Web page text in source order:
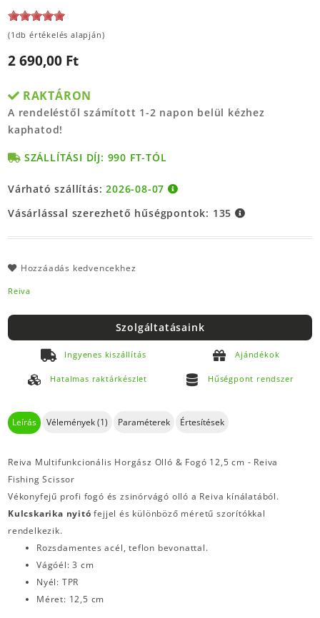
(1db értékelés alapján)
2 690,00 Ft
RAKTÁRON
A rendeléstől számított 1-2 napon belül kézhez
kaphatod!
SZÁLLÍTÁSI DÍJ: 990 FT-TÓL
Várható szállítás:2026-08-07
Vásárlással szerezhető hűségpontok: 135
Hozzáadás kedvencekhez
Reiva
Szolgáltatásaink
Ingyenes kiszállítás Ajándékok
Hatalmas raktárkészlet Hűségpont rendszer
Leírás Vélemények (1) Paraméterek Értesítések
Reiva Multifunkcionális Horgász Olló & Fogó 12,5 cm - Reiva
Fishing Scissor
Vékonyfejű profi fogó és zsinórvágó olló a Reiva kínálatából.
Kulcskarika nyitó fejjel és különböző méretű szorítókkal
rendelkezik.
Rozsdamentes acél, teflon bevonattal.
Vágóél: 3 cm
Nyél: TPR
Méret: 12,5 cm